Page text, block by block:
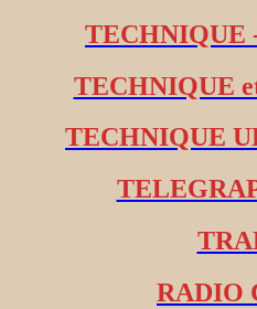
TECHNIQUE
TECHNIQUE
TECHNIQUE
RADIO